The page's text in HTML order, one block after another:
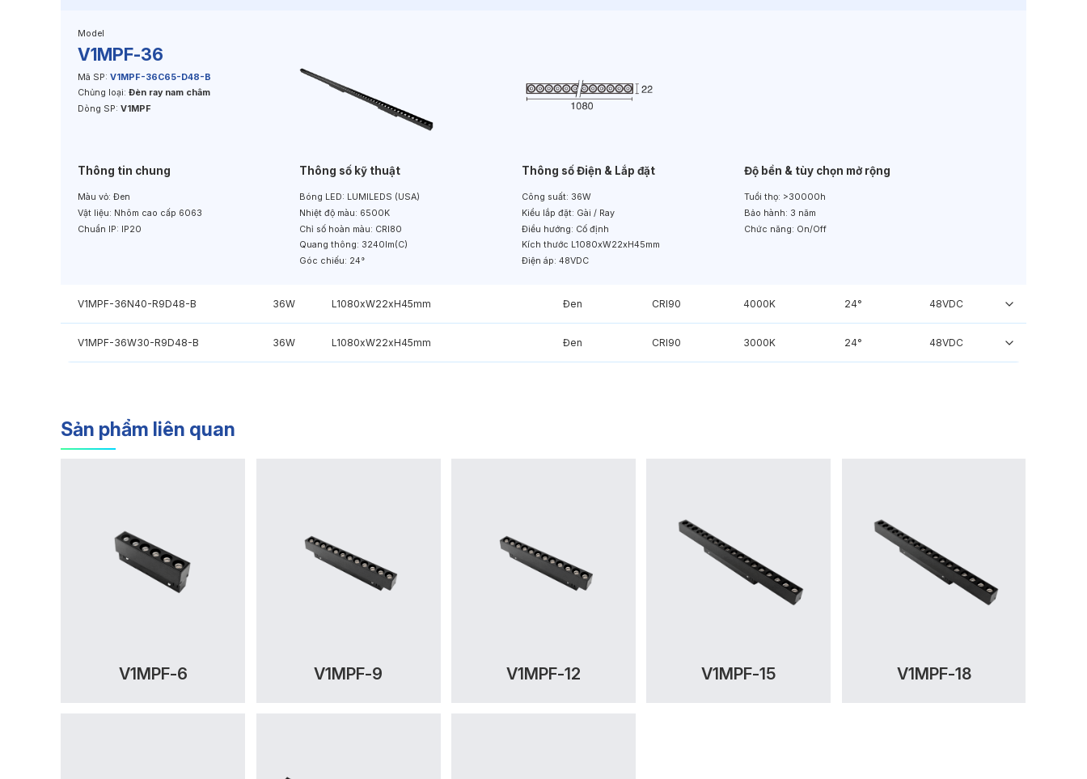
Model
V1MPF-36
Mã SP: V1MPF-36C65-D48-B
Chủng loại: Đèn ray nam châm
Dòng SP: V1MPF
Thông tin chung
Màu vỏ: Đen
Vật liệu: Nhôm cao cấp 6063
Chuẩn IP: IP20
Thông số kỹ thuật
Bóng LED: LUMILEDS (USA)
Nhiệt độ màu: 6500K
Chỉ số hoàn màu: CRI80
Quang thông: 3240lm(C)
Góc chiếu: 24°
Thông số Điện & Lắp đặt
Công suất: 36W
Kiểu lắp đặt: Gài / Ray
Điều hướng: Cố định
Kích thước L1080xW22xH45mm
Điện áp: 48VDC
Độ bền & tùy chọn mở rộng
Tuổi thọ: >30000h
Bảo hành: 3 năm
Chức năng: On/Off
V1MPF-36N40-R9D48-B 36W L1080xW22xH45mm Đen CRI90 4000K 24° 48VDC
V1MPF-36W30-R9D48-B 36W L1080xW22xH45mm Đen CRI90 3000K 24° 48VDC
Sản phẩm liên quan
V1MPF-6 V1MPF-9 V1MPF-12 V1MPF-15 V1MPF-18